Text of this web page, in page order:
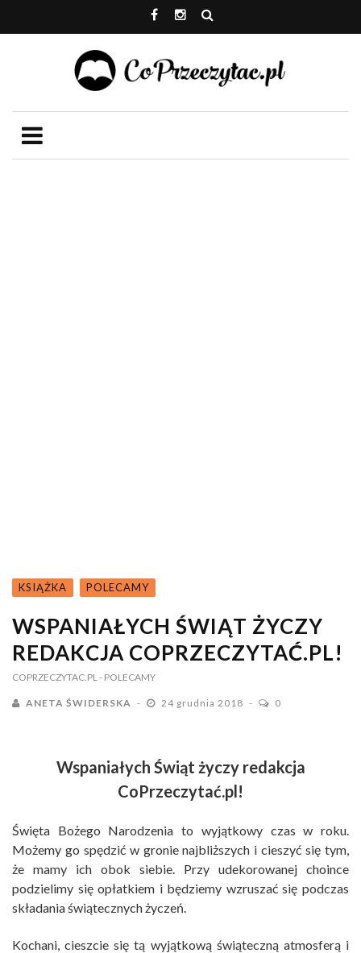
KSIĄŻKA POLECAMY
WSPANIAŁYCH ŚWIĄT ŻYCZY
REDAKCJA COPRZECZYTAĆ.PL!
COPRZECZYTAC.PL - POLECAMY
ANETA ŚWIDERSKA 24 grudnia 2018 0
Wspaniałych Świąt życzy redakcja
CoPrzeczytać.pl!
Święta Bożego Narodzenia to wyjątkowy czas w roku.
Możemy go spędzić w gronie najbliższych i cieszyć się tym,
że mamy ich obok siebie. Przy udekorowanej choince
podzielimy się opłatkiem i będziemy wzruszać się podczas
składania świątecznych życzeń.
Kochani, cieszcie się tą wyjątkową świąteczną atmosferą i